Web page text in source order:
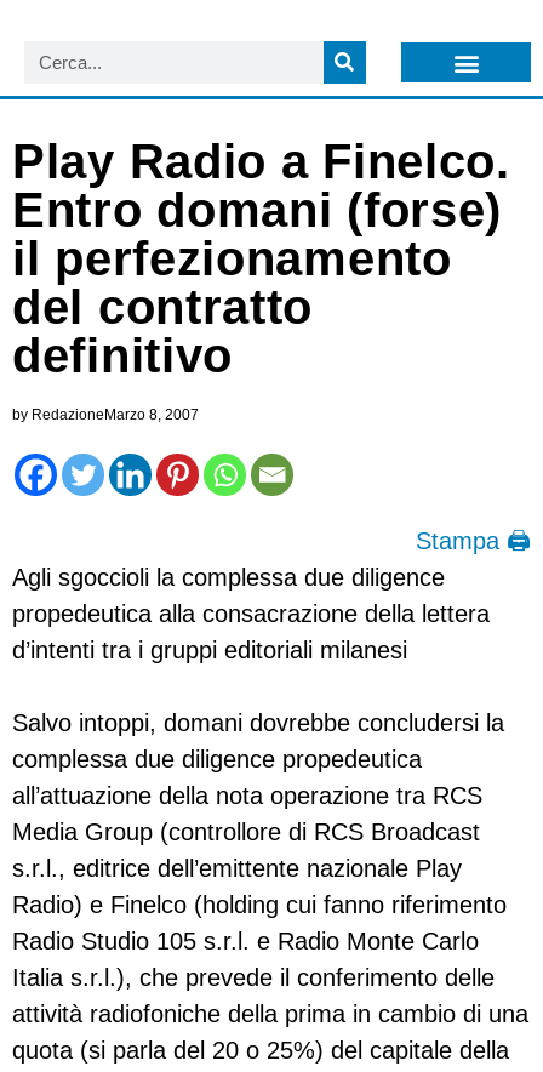
Play Radio a Finelco.
Entro domani (forse)
il perfezionamento
del contratto
definitivo
by Redazione Marzo 8, 2007
Stampa 🖨
Agli sgoccioli la complessa due diligence
propedeutica alla consacrazione della lettera
d’intenti tra i gruppi editoriali milanesi
Salvo intoppi, domani dovrebbe concludersi la
complessa due diligence propedeutica
all’attuazione della nota operazione tra RCS
Media Group (controllore di RCS Broadcast
s.r.l., editrice dell’emittente nazionale Play
Radio) e Finelco (holding cui fanno riferimento
Radio Studio 105 s.r.l. e Radio Monte Carlo
Italia s.r.l.), che prevede il conferimento delle
attività radiofoniche della prima in cambio di una
quota (si parla del 20 o 25%) del capitale della